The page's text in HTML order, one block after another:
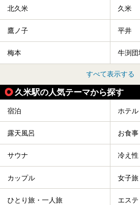
北久米 久米
鷹ノ子 平井
梅本 牛渕団
すべて表示する
久米駅の人気テーマから探す
宿泊 ホテル
露天風呂 お食
サウナ 冷え性
カップル 女子
ひとり旅・一人旅 エス